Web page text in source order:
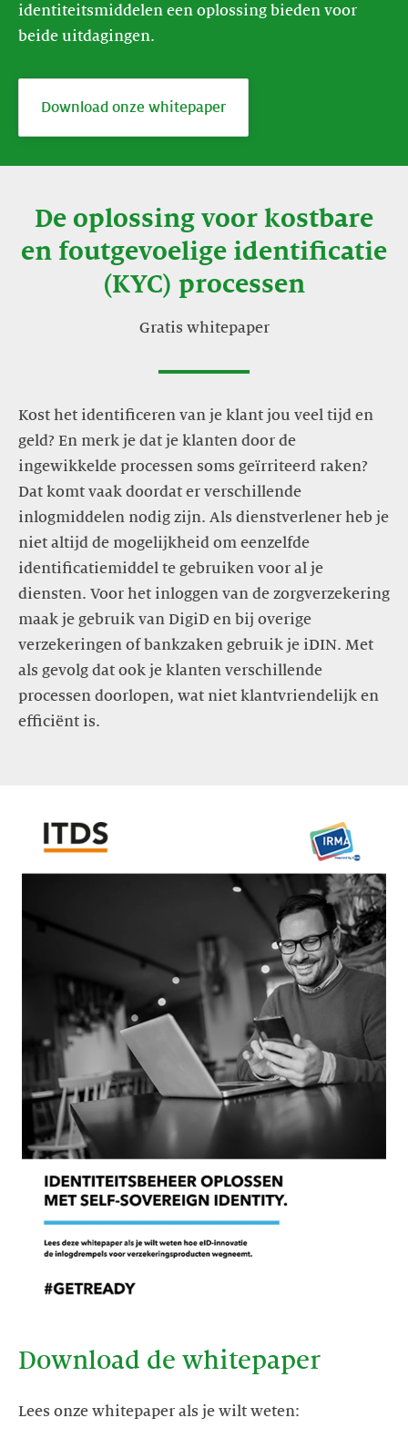
identiteitsmiddelen een oplossing bieden voor
beide uitdagingen.
Download onze whitepaper
De oplossing voor kostbare
en foutgevoelige identificatie
(KYC) processen
Gratis whitepaper
Kost het identificeren van je klant jou veel tijd en
geld? En merk je dat je klanten door de
ingewikkelde processen soms geïrriteerd raken?
Dat komt vaak doordat er verschillende
inlogmiddelen nodig zijn. Als dienstverlener heb je
niet altijd de mogelijkheid om eenzelfde
identificatiemiddel te gebruiken voor al je
diensten. Voor het inloggen van de zorgverzekering
maak je gebruik van DigiD en bij overige
verzekeringen of bankzaken gebruik je iDIN. Met
als gevolg dat ook je klanten verschillende
processen doorlopen, wat niet klantvriendelijk en
efficiënt is.
https://www.sidn.nl/downloads/7HPBypKI6bAnXMRt6SgLGh/
Whitepaper-
Identiteitsbeheer-
identity.pdf
Download de whitepaper
Lees onze whitepaper als je wilt weten: